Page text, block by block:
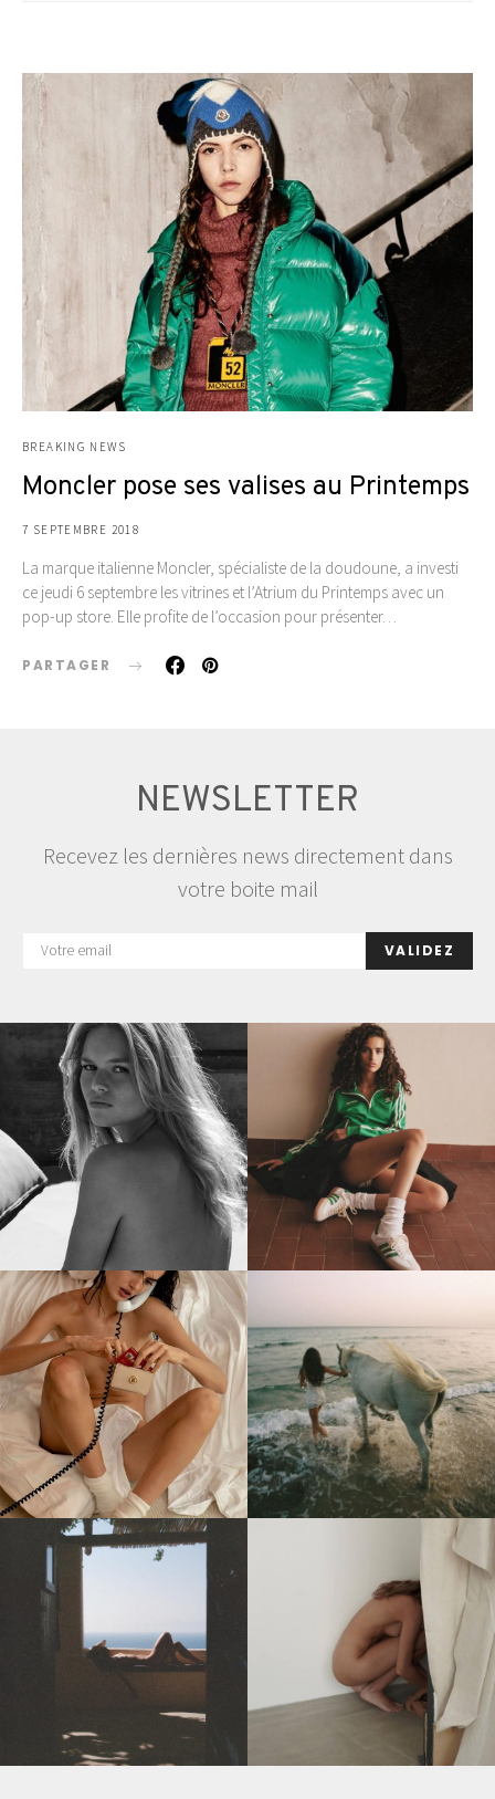
BREAKING NEWS
Moncler pose ses valises au Printemps
7 SEPTEMBRE 2018
La marque italienne Moncler, spécialiste de la doudoune, a investi
ce jeudi 6 septembre les vitrines et l’Atrium du Printemps avec un
pop-up store. Elle profite de l’occasion pour présenter…
PARTAGER
NEWSLETTER
Recevez les dernières news directement dans
votre boite mail
VALIDEZ